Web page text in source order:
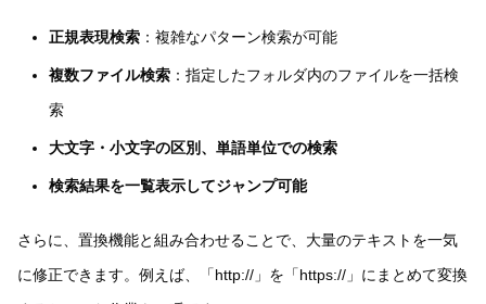
正規表現検索：複雑なパターン検索が可能
複数ファイル検索：指定したフォルダ内のファイルを一括検
索
大文字・小文字の区別、単語単位での検索
検索結果を一覧表示してジャンプ可能
さらに、置換機能と組み合わせることで、大量のテキストを一気
に修正できます。例えば、「http://」を「https://」にまとめて変換